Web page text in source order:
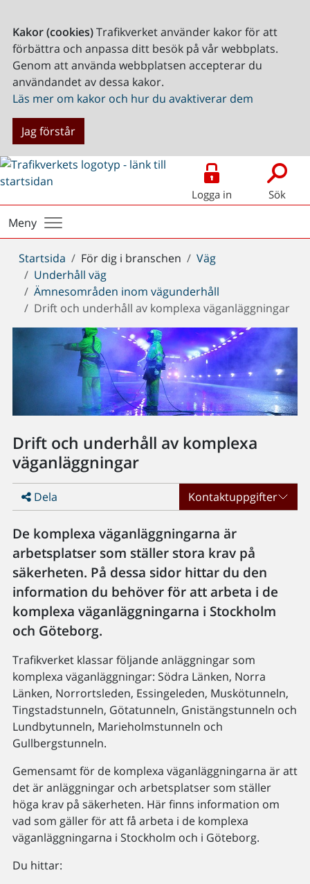
Kakor (cookies)Trafikverket använder kakor för att
förbättra och anpassa ditt besök på vår webbplats.
Genom att använda webbplatsen accepterar du
användandet av dessa kakor.
Läs mer om kakor och hur du avaktiverar dem
Jag förstår
Logga in Sök
Meny
Du
är
här:
Startsida För dig i branschen
Väg
Underhåll väg
Ämnesområden inom vägunderhåll
Drift och underhåll av komplexa väganläggningar
Drift och underhåll av komplexa
väganläggningar
Dela Kontaktuppgifter
De komplexa väganläggningarna är
arbetsplatser som ställer stora krav på
säkerheten. På dessa sidor hittar du den
information du behöver för att arbeta i de
komplexa väganläggningarna i Stockholm
och Göteborg.
Trafikverket klassar följande anläggningar som
komplexa väganläggningar: Södra Länken, Norra
Länken, Norrortsleden, Essingeleden, Muskötunneln,
Tingstadstunneln, Götatunneln, Gnistängstunneln och
Lundbytunneln, Marieholmstunneln och
Gullbergstunneln.
Gemensamt för de komplexa väganläggningarna är att
det är anläggningar och arbetsplatser som ställer
höga krav på säkerheten. Här finns information om
vad som gäller för att få arbeta i de komplexa
väganläggningarna i Stockholm och i Göteborg.
Du hittar: